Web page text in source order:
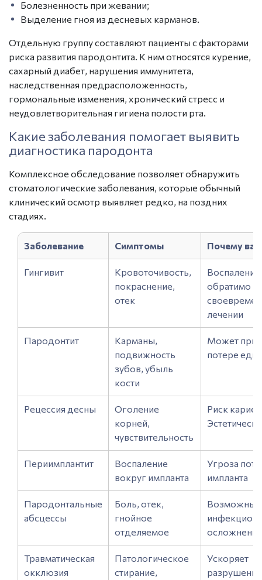
Болезненность при жевании;
Выделение гноя из десневых карманов.
Отдельную группу составляют пациенты с факторами
риска развития пародонтита. К ним относятся курение,
сахарный диабет, нарушения иммунитета,
наследственная предрасположенность,
гормональные изменения, хронический стресс и
неудовлетворительная гигиена полости рта.
Какие заболевания помогает выявить
диагностика пародонта
Комплексное обследование позволяет обнаружить
стоматологические заболевания, которые обычный
клинический осмотр выявляет редко, на поздних
стадиях.
Заболевание Симптомы Почему
Гингивит
Кровоточивость,
покраснение,
отек
Воспаление
обратимо
лечении
Пародонтит
Карманы,
подвижность
зубов, убыль
кости
Может
потере
Рецессия десны
Оголение
корней,
чувствительность
Риск
Периимплантит
Воспаление
вокруг импланта
Угроза
импланта
Пародонтальные
абсцессы
Боль, отек,
гнойное
отделяемое
Возможны
осложнения
Травматическая
окклюзия
Патологическое
стирание,
Ускоряет